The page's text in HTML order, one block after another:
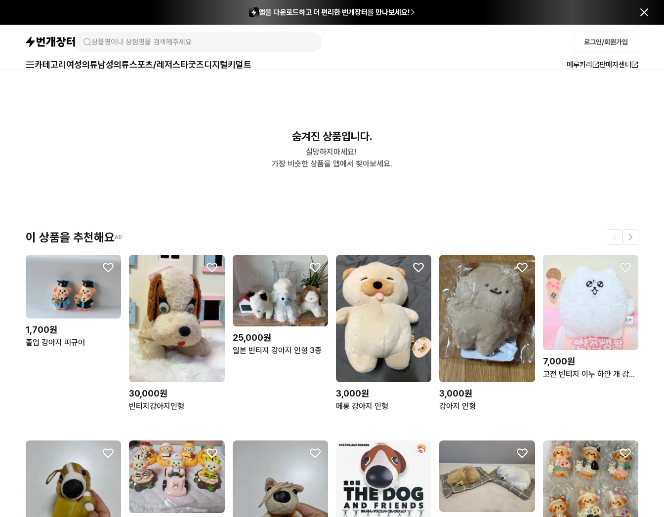
앱을 다운로드하고 더 편리한 번개장터를 만나보세요!
로그인/회원가입
카테고리 여성의류남성의류스포츠/레저스타굿즈디지털키덜트 메루카리 판매자센터
숨겨진 상품입니다.
실망하지마세요!
가장 비슷한 상품을 앱에서 찾아보세요.
이 상품을 추천해요AD
1,700원
졸업 강아지 피규어
30,000원
빈티지강아지인형
25,000원
일본 빈티지 강아지 인형 3종
3,000원
메롱 강아지 인형
3,000원
강아지 인형
7,000원
고전 빈티지 이누 하얀 개 강아지 인형 키링